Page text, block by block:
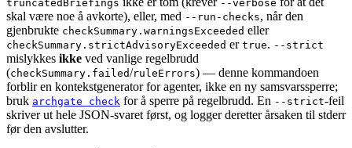
truncatedBriefings --verbose
skal være noe å avkorte), eller, med --run-checks, når den
gjenbrukte checkSummary.warningsExceeded eller
checkSummary.strictAdvisoryExceeded er true. --strict
mislykkes ikke ved vanlige regelbrudd
(checkSummary.failed/ruleErrors) — denne kommandoen
forblir en kontekstgenerator for agenter, ikke en ny samsvarssperre;
bruk archgate check for å sperre på regelbrudd. En --strict-feil
skriver ut hele JSON-svaret først, og logger deretter årsaken til stderr
før den avslutter.